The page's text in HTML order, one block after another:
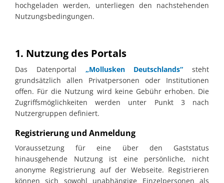
hochgeladen werden, unterliegen den nachstehenden
Nutzungsbedingungen.
1. Nutzung des Portals
Das Datenportal „Mollusken Deutschlands“ steht
grundsätzlich allen Privatpersonen oder Institutionen
offen. Für die Nutzung wird keine Gebühr erhoben. Die
Zugriffsmöglichkeiten werden unter Punkt 3 nach
Nutzergruppen definiert.
Registrierung und Anmeldung
Voraussetzung für eine über den Gaststatus
hinausgehende Nutzung ist eine persönliche, nicht
anonyme Registrierung auf der Webseite. Registrieren
können sich sowohl unabhängige Einzelpersonen als